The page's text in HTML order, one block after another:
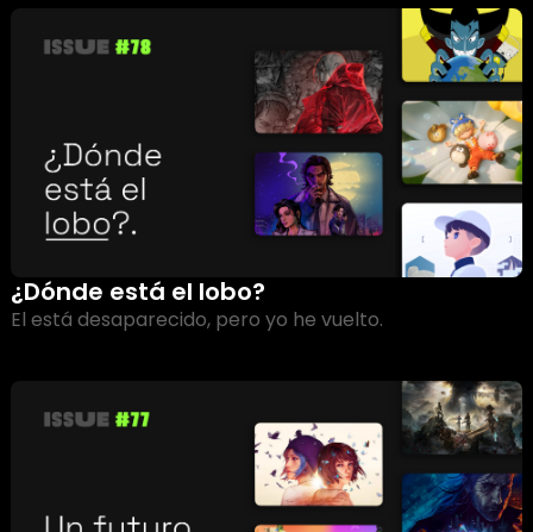
¿Dónde está el lobo?
El está desaparecido, pero yo he vuelto.